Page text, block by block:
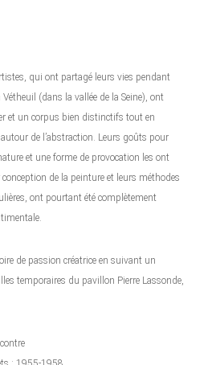
qui ont partagé leurs vies pendant
(dans la vallée de la Seine), ont
et un corpus bien distinctifs tout en
de l’abstraction. Leurs goûts pour
et une forme de provocation les ont
de la peinture et leurs méthodes
ont pourtant été complètement
de passion créatrice en suivant un
temporaires du pavillon Pierre Lassonde,